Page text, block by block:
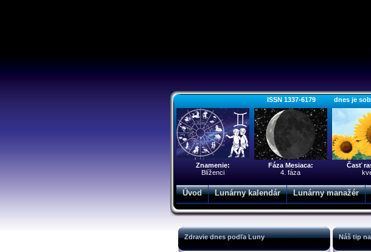
ISSN 1337-6179 dnes je
Znamenie:
Blíženci
Fáza Mesiaca:
4. fáza
Časť
Úvod Lunárny kalendár Lunárny manažér
Zdravie dnes podľa Luny Náš tip